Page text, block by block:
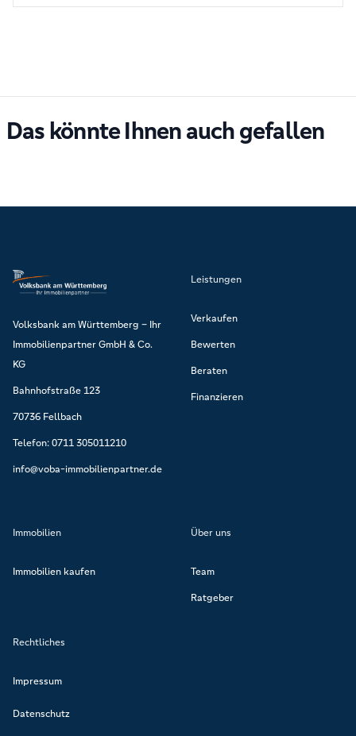
Das könnte Ihnen auch gefallen
Volksbank am Württemberg – Ihr
Immobilienpartner GmbH & Co.
KG
Bahnhofstraße 123
70736 Fellbach
Telefon: 0711 305011210
info@voba-immobilienpartner.de
Leistungen
Verkaufen
Bewerten
Beraten
Finanzieren
Immobilien
Immobilien kaufen
Über uns
Team
Ratgeber
Rechtliches
Impressum
Datenschutz